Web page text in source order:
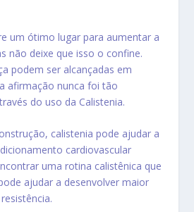
um ótimo lugar para aumentar a
não deixe que isso o confine.
podem ser alcançadas em
afirmação nunca foi tão
do uso da Calistenia.
calistenia pode ajudar a
cardiovascular
uma rotina calistênica que
ajudar a desenvolver maior